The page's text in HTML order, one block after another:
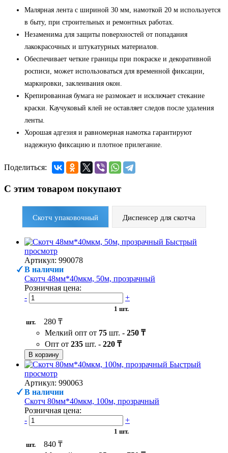
Малярная лента с шириной 30 мм, намоткой 20 м используется
в быту, при строительных и ремонтных работах.
Незаменима для защиты поверхностей от попадания
лакокрасочных и штукатурных материалов.
Обеспечивает четкие границы при покраске и декоративной
росписи, может использоваться для временной фиксации,
маркировки, заклеивания окон.
Крепированная бумага не размокает и исключает стекание
краски. Каучуковый клей не оставляет следов после удаления
ленты.
Хорошая адгезия и равномерная намотка гарантируют
надежную фиксацию и плотное прилегание.
Поделиться:
С этим товаром покупают
Скотч упаковочный Диспенсер для скотча
Быстрый
просмотр
Артикул: 990078
В наличии
Скотч 48мм*40мкм, 50м, прозрачный
Розничная цена:
-
+
1 шт.
шт.
280 ₸
Мелкий опт от 75 шт. - 250 ₸
Опт от 235 шт. - 220 ₸
В корзину
Быстрый
просмотр
Артикул: 990063
В наличии
Скотч 80мм*40мкм, 100м, прозрачный
Розничная цена:
-
+
1 шт.
шт.
840 ₸